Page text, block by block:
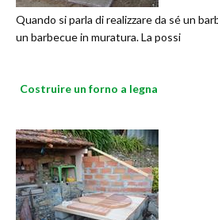
Quando si parla di realizzare da sé un
un barbecue in muratura. La possi
Costruire un forno a legna